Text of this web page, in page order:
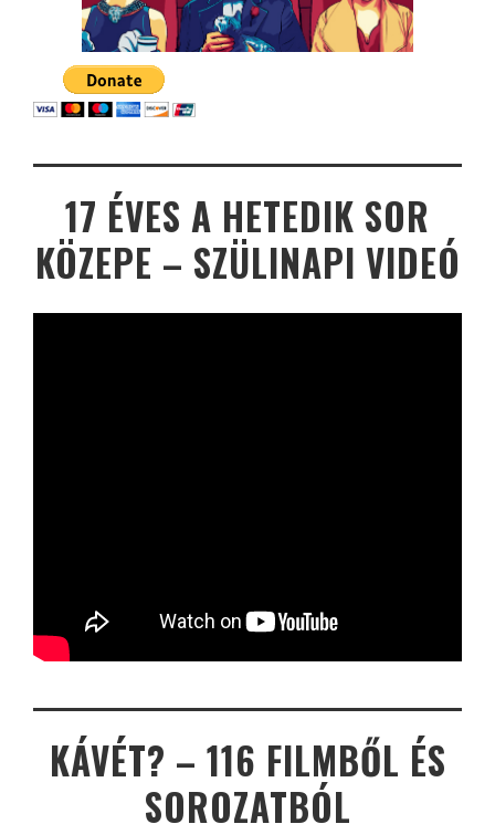
17 ÉVES A HETEDIK SOR
KÖZEPE – SZÜLINAPI VIDEÓ
KÁVÉT? – 116 FILMBŐL ÉS
SOROZATBÓL